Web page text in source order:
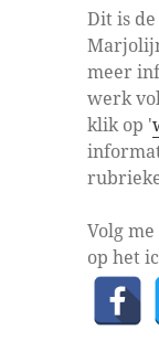
Dit is
meer
werk
klik op '
Volg
op het